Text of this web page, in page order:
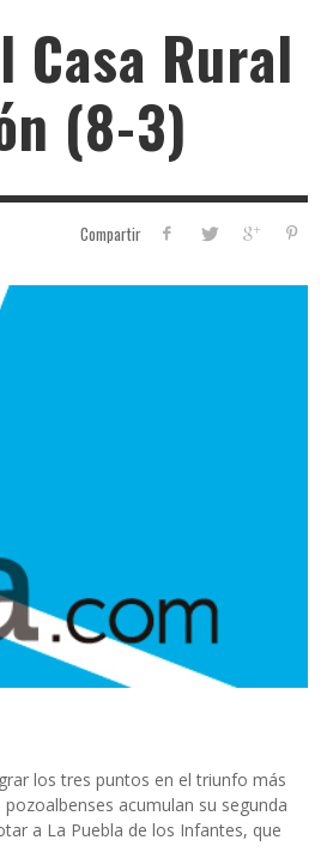
Rural
(8-3)
Compartir
los tres puntos en el triunfo más
acumulan su segunda
a La Puebla de los Infantes, que